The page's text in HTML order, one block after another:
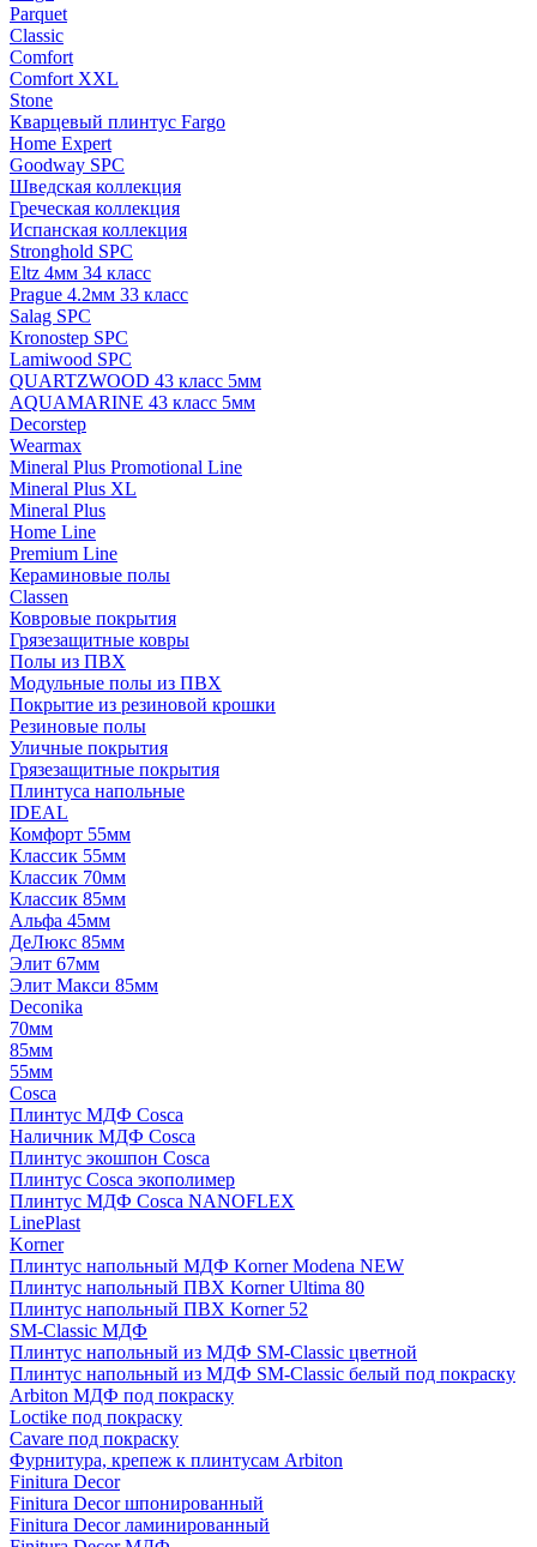
Parquet
Classic
Comfort
Comfort XXL
Stone
Кварцевый плинтус Fargo
Home Expert
Goodway SPC
Шведская коллекция
Греческая коллекция
Испанская коллекция
Stronghold SPC
Eltz 4мм 34 класс
Prague 4.2мм 33 класс
Salag SPC
Kronostep SPC
Lamiwood SPC
QUARTZWOOD 43 класс 5мм
AQUAMARINE 43 класс 5мм
Decorstep
Wearmax
Mineral Plus Promotional Line
Mineral Plus XL
Mineral Plus
Home Line
Premium Line
Кераминовые полы
Classen
Ковровые покрытия
Грязезащитные ковры
Полы из ПВХ
Модульные полы из ПВХ
Покрытие из резиновой крошки
Резиновые полы
Уличные покрытия
Грязезащитные покрытия
Плинтуса напольные
IDEAL
Комфорт 55мм
Классик 55мм
Классик 70мм
Классик 85мм
Альфа 45мм
ДеЛюкс 85мм
Элит 67мм
Элит Макси 85мм
Deconika
70мм
85мм
55мм
Cosca
Плинтус МДФ Cosca
Наличник МДФ Cosca
Плинтус экошпон Cosca
Плинтус Cosca экополимер
Плинтус МДФ Cosca NANOFLEX
LinePlast
Korner
Плинтус напольный МДФ Korner Modena NEW
Плинтус напольный ПВХ Korner Ultima 80
Плинтус напольный ПВХ Korner 52
SM-Classic МДФ
Плинтус напольный из МДФ SM-Classic цветной
Плинтус напольный из МДФ SM-Classic белый под покраску
Arbiton МДФ под покраску
Loctike под покраску
Cavare под покраску
Фурнитура, крепеж к плинтусам Arbiton
Finitura Decor
Finitura Decor шпонированный
Finitura Decor ламинированный